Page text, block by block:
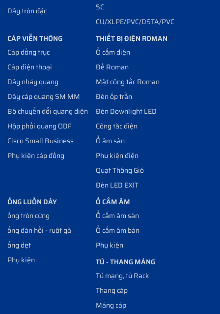
Dây tròn đặc
5C
CU/XLPE/PVC/DSTA/PVC
CÁP VIỄN THÔNG
Cáp đồng trục
Cáp điện thoại
Dây nhảy quang
Dây cáp quang SM MM
Bộ chuyển đổi quang điện
Hộp phối quang ODF
Cisco Small Business
Phụ kiện cáp đồng
THIẾT BỊ ĐIỆN ROMAN
Ổ cắm điện
Đế Roman
Mặt công tắc Roman
Đèn ốp trần
Đèn Downlight LED
Công tăc điện
Ổ âm sàn
Phụ kiện điện
Quạt Thông Gió
Đèn LED EXIT
ỐNG LUỒN DÂY
ống tròn cứng
ống đàn hồi - ruột gà
ống dẹt
Phụ kiện
Ổ CẮM ÂM
Ổ cắm âm sàn
Ổ cắm âm bàn
Phụ kiện
TỦ - THANG MÁNG
Tủ mạng, tủ Rack
Thang cáp
Máng cáp